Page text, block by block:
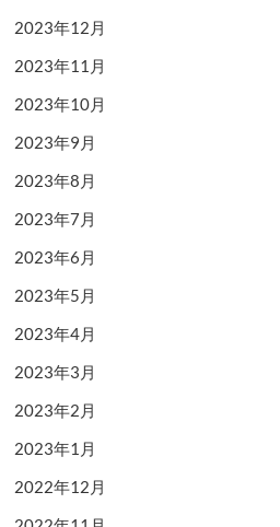
2023年12月
2023年11月
2023年10月
2023年9月
2023年8月
2023年7月
2023年6月
2023年5月
2023年4月
2023年3月
2023年2月
2023年1月
2022年12月